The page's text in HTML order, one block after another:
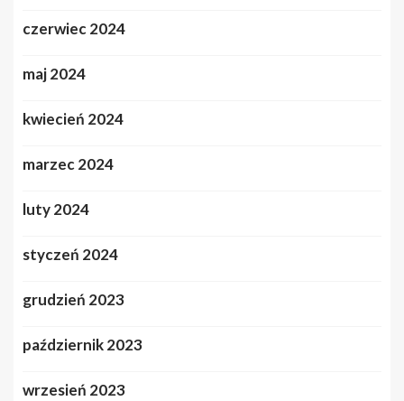
czerwiec 2024
maj 2024
kwiecień 2024
marzec 2024
luty 2024
styczeń 2024
grudzień 2023
październik 2023
wrzesień 2023